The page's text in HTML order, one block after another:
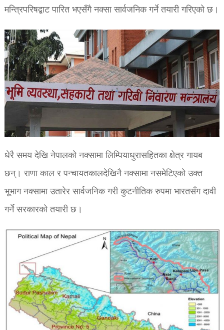
मन्त्रिपरिषद्बाट पारित भएसँगै नक्सा सार्वजनिक गर्ने तयारी गरिएको छ।
धेरै समय देखि नेपालको नक्सामा लिम्पियाधुरासहितका क्षेत्र गायब
छन्। राणा काल र पन्चायतकालदेखिनै नक्सामा नसमेटिएको उक्त
भूभाग नक्सामा उतारेर सार्वजनिक गरी कुटनीतिक रुपमा भारतसँग दावी
गर्ने सरकारको तयारी छ।